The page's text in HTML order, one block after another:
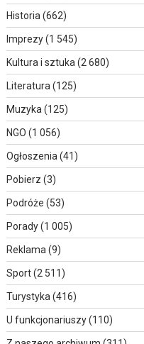
Historia (662)
Imprezy(1 545)
Kultura i sztuka (2 680)
Literatura (125)
Muzyka (125)
NGO (1 056)
Ogłoszenia (41)
Pobierz (3)
Podróże (53)
Porady(1 005)
Reklama (9)
Sport(2 511)
Turystyka (416)
U funkcjonariuszy(110)